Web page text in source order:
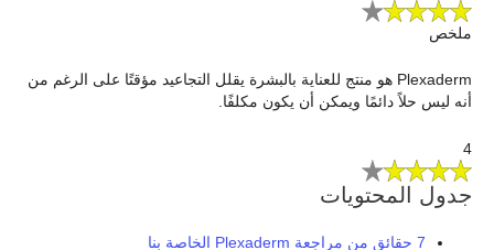
ملخص
Plexaderm هو منتج للعناية بالبشرة يقلل التجاعيد مؤقتًا على الرغم من
أنه ليس حلاً دائمًا ويمكن أن يكون مكلفًا.
4
جدول المحتويات
7 حقائق من مراجعة Plexaderm الخاصة بنا